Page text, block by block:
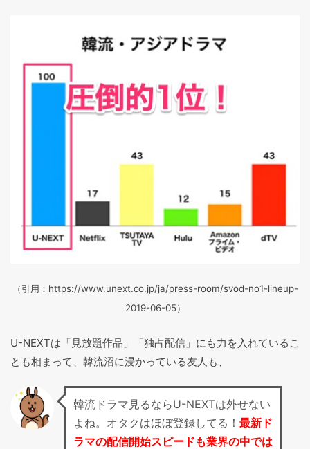
（引用：https://www.unext.co.jp/ja/press-room/svod-no1-lineup-
2019-06-05）
U-NEXTは「見放題作品」「独占配信」にも力を入れているこ
とも相まって、韓流沼に浸かっている友人も、
韓流ドラマ見るならU-NEXTは外せない
よね。オタクはほぼ登録してる！ 最新ド
ラマの配信開始スピードも業界の中では